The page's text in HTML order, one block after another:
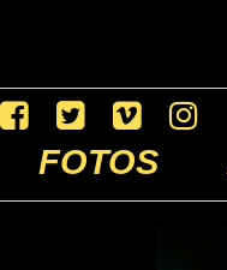
FOTOS